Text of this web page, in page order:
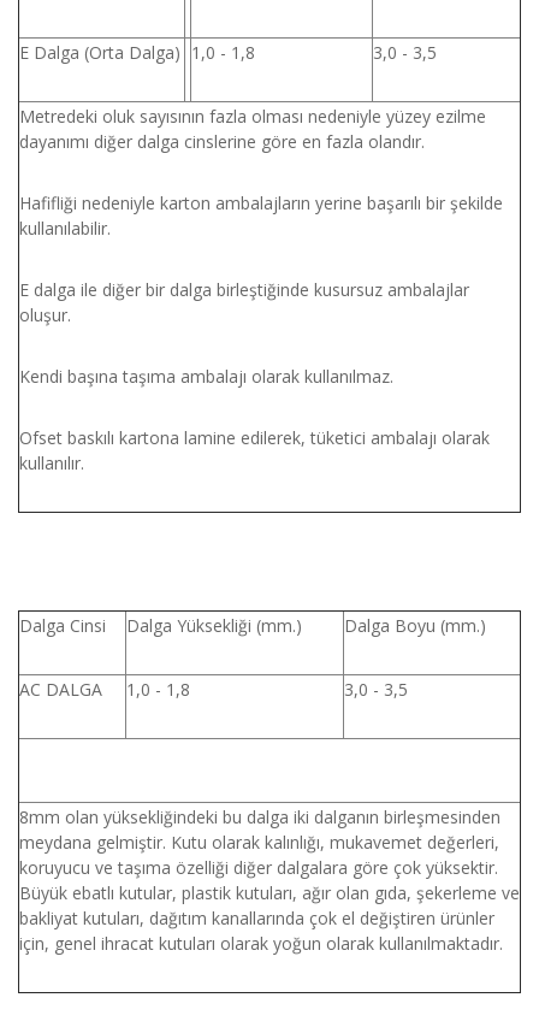
E Dalga (Orta Dalga) 1,0 - 1,8 3,0 - 3,5
Metredeki oluk sayısının fazla olması nedeniyle yüzey ezilme
dayanımı diğer dalga cinslerine göre en fazla olandır.
Hafifliği nedeniyle karton ambalajların yerine başarılı bir şekilde
kullanılabilir.
E dalga ile diğer bir dalga birleştiğinde kusursuz ambalajlar
oluşur.
Kendi başına taşıma ambalajı olarak kullanılmaz.
Ofset baskılı kartona lamine edilerek, tüketici ambalajı olarak
kullanılır.
Dalga Cinsi Dalga Yüksekliği (mm.) Dalga Boyu (mm.)
AC DALGA 1,0 - 1,8 3,0 - 3,5
8mm olan yüksekliğindeki bu dalga iki dalganın birleşmesinden
meydana gelmiştir. Kutu olarak kalınlığı, mukavemet değerleri,
koruyucu ve taşıma özelliği diğer dalgalara göre çok yüksektir.
Büyük ebatlı kutular, plastik kutuları, ağır olan gıda, şekerleme ve
bakliyat kutuları, dağıtım kanallarında çok el değiştiren ürünler
için, genel ihracat kutuları olarak yoğun olarak kullanılmaktadır.